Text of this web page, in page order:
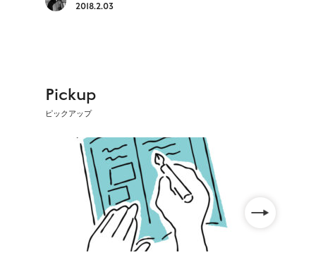
2018.2.03
Pickup
ピックアップ